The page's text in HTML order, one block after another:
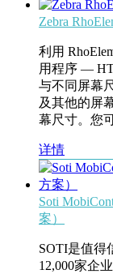
Zebra
利用
用程序 —
与不同屏幕尺
及其他的屏
幕尺寸。
详情
Soti
案）
SOTI是值得
12,000家企业